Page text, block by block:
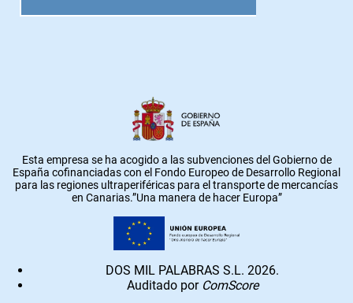
Esta empresa se ha acogido a las subvenciones del Gobierno de
España cofinanciadas con el Fondo Europeo de Desarrollo Regional
para las regiones ultraperiféricas para el transporte de mercancías
en Canarias.”Una manera de hacer Europa”
DOS MIL PALABRAS S.L. 2026.
Auditado por ComScore